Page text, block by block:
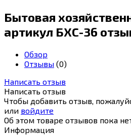
Бытовая
артикул БХС-36
Обзор
Отзывы (0)
Написать отзыв
Написать отзыв
Чтобы добавить отзыв,
или войдите
Об этом товаре отзывов пока
Информация